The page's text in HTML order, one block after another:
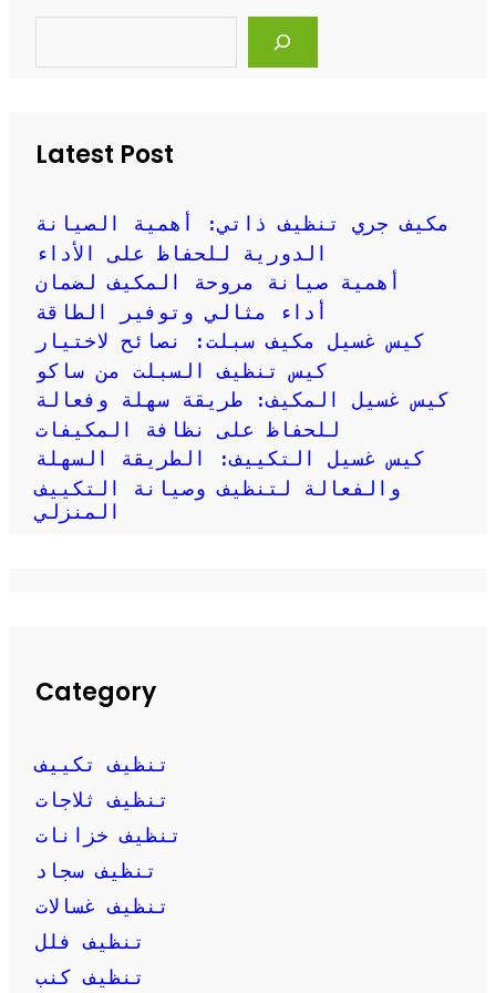
Latest Post
مكيف جري تنظيف ذاتي: أهمية الصيانة
الدورية للحفاظ على الأداء
أهمية صيانة مروحة المكيف لضمان
أداء مثالي وتوفير الطاقة
كيس غسيل مكيف سبلت: نصائح لاختيار
كيس تنظيف السبلت من ساكو
كيس غسيل المكيف: طريقة سهلة وفعالة
للحفاظ على نظافة المكيفات
كيس غسيل التكييف: الطريقة السهلة
والفعالة لتنظيف وصيانة التكييف
المنزلي
Category
تنظيف تكييف
تنظيف ثلاجات
تنظيف خزانات
تنظيف سجاد
تنظيف غسالات
تنظيف فلل
تنظيف كنب